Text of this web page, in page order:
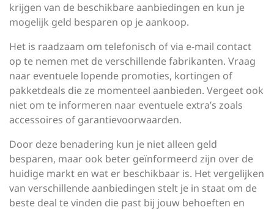
krijgen van de beschikbare aanbiedingen en kun je
mogelijk geld besparen op je aankoop.
Het is raadzaam om telefonisch of via e-mail contact
op te nemen met de verschillende fabrikanten. Vraag
naar eventuele lopende promoties, kortingen of
pakketdeals die ze momenteel aanbieden. Vergeet ook
niet om te informeren naar eventuele extra’s zoals
accessoires of garantievoorwaarden.
Door deze benadering kun je niet alleen geld
besparen, maar ook beter geïnformeerd zijn over de
huidige markt en wat er beschikbaar is. Het vergelijken
van verschillende aanbiedingen stelt je in staat om de
beste deal te vinden die past bij jouw behoeften en